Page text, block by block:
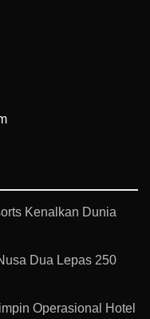
Kenalkan Dunia
Dua Lepas 250
Operasional Hotel